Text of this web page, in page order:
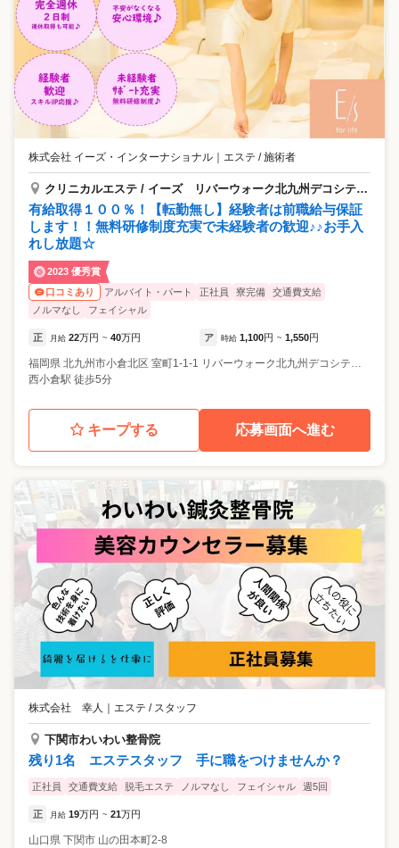
株式会社 イーズ・インターナショナル エステ / 施術者
クリニカルエステ / イーズ リバーウォーク北九州デコシティ店
有給取得１００％！【転勤無し】経験者は前職給与保証
します！！無料研修制度充実で未経験者の歓迎♪♪お手入
れし放題☆
2023 優秀賞
口コミあり
アルバイト・パート 正社員 寮完備
交通費支給
ノルマなし
フェイシャル
正 月給 22万円 ~ 40万円 ア 時給 1,100円 ~ 1,550円
福岡県 北九州市小倉北区 室町1-1-1 リバーウォーク北九州デコシティ2F
西小倉駅 徒歩5分
キープする 応募画面へ進む
株式会社 幸人 エステ / スタッフ
下関市わいわい整骨院
残り1名 エステスタッフ 手に職をつけませんか？
正社員 交通費支給 脱毛エステ ノルマなし フェイシャル 週5回
正 月給 19万円 ~ 21万円
山口県 下関市 山の田本町2‐8